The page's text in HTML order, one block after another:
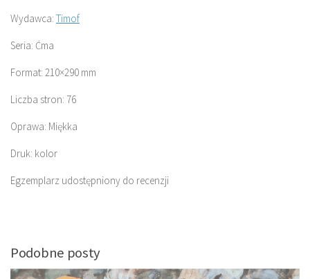
Wydawca: Timof
Seria: Ćma
Format: 210×290 mm
Liczba stron: 76
Oprawa: Miękka
Druk: kolor
Egzemplarz udostępniony do recenzji
Podobne posty